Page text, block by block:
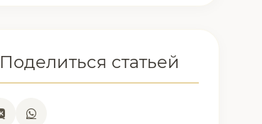
Поделиться статьей